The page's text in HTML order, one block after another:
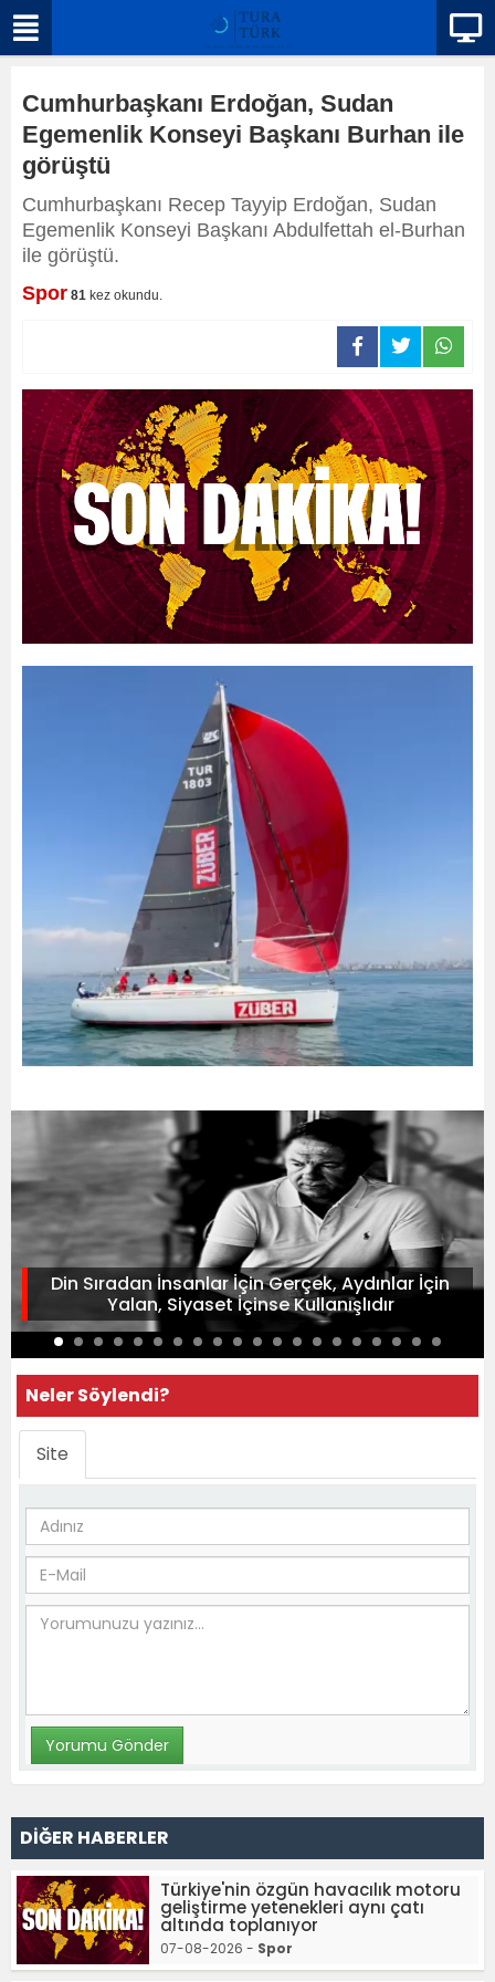
Cumhurbaşkanı Erdoğan, Sudan
Egemenlik Konseyi Başkanı Burhan ile
görüştü
Cumhurbaşkanı Recep Tayyip Erdoğan, Sudan
Egemenlik Konseyi Başkanı Abdulfettah el-Burhan
ile görüştü.
Spor 81 kez okundu.
Din Sıradan İnsanlar İçin Gerçek, Aydınlar İçin
Yalan, Siyaset İçinse Kullanışlıdır
Neler Söylendi?
Site
DİĞER HABERLER
Türkiye'nin özgün havacılık motoru
geliştirme yetenekleri aynı çatı
altında toplanıyor
07-08-2026 - Spor